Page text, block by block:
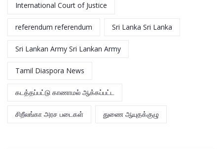
International Court of Justice
referendum referendum Sri Lanka Sri Lanka
Sri Lankan Army Sri Lankan Army
Tamil Diaspora News
கடத்தப்பட்டு காணாமல் ஆக்கப்பட்ட
சிறீலங்கா அரச படைகள் துணை ஆயுதக்குழு